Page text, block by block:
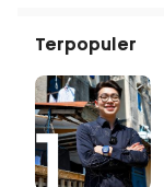
Terpopuler